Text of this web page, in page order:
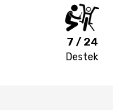
7 / 24
Destek